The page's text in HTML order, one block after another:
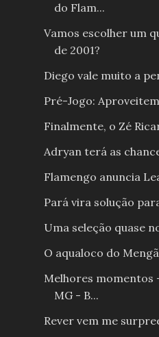
do Flam...
Vamos escolher um
de 2001?
Diego vale muito a
Pré-Jogo:
Finalmente, o Zé
Adryan terá as
Flamengo anuncia
Pará vira solução
Uma seleção quase
O aqualoco do
Melhores momentos
MG - B...
Rever vem me